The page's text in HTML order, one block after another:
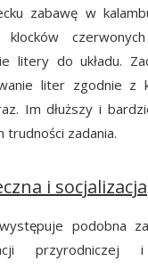
zabawę w
litery do układu.
liter zgodnie z
Im dłuższy i
zadania.
i socjalizacja
podobna
przyrodniczej i